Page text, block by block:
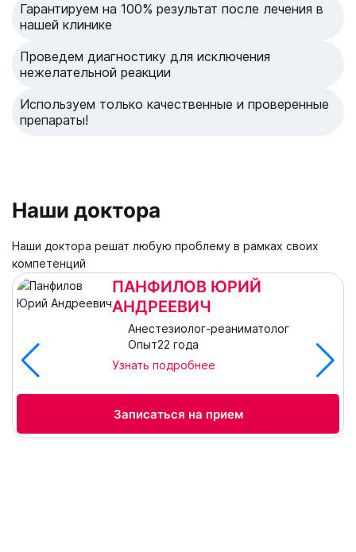
Гарантируем на 100% результат после лечения в
нашей клинике
Проведем диагностику для исключения
нежелательной реакции
Используем только качественные и проверенные
препараты!
Наши доктора
Наши доктора решат любую проблему в рамках своих
компетенций
ПАНФИЛОВ ЮРИЙ
АНДРЕЕВИЧ
Анестезиолог-реаниматолог
Опыт22 года
Узнать подробнее
Записаться на прием